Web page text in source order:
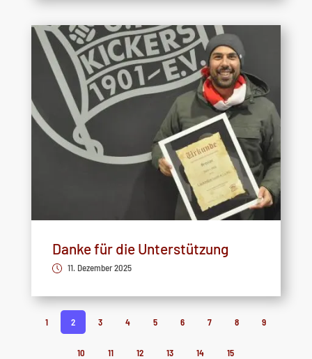
Danke für die Unterstützung
11. Dezember 2025
1 2 3 4 5 6 7 8 9
10 11 12 13 14 15